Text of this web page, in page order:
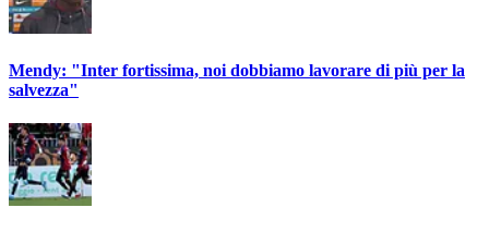
Mendy: "Inter fortissima, noi dobbiamo lavorare di più per la
salvezza"